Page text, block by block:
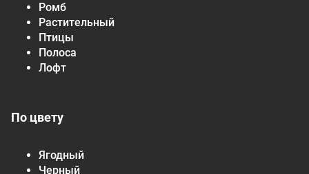
Ромб
Растительный
Птицы
Полоса
Лофт
По цвету
Ягодный
Черный